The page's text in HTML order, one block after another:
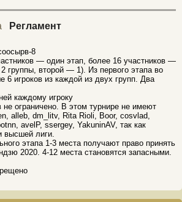
Регламент
8
— один этап, более 16 участников —
группы, второй — 1). Из первого этапа во
6 игроков из каждой из двух групп. Два
каждому игроку
не ограничено. В этом турнире не имеют
alleb, dm_litv, Rita Rioli, Boor, cosvlad,
avelP, ssergey, YakuninAV, так как
высшей лиги.
этапа 1-3 места получают право принять
2020. 4-12 места становятся запасными.